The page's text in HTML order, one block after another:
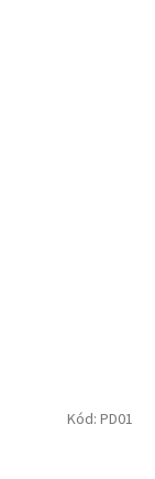
Kód: PD01